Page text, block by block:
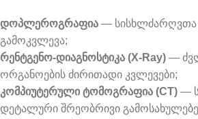
დოპლეროგრაფია — სისხლძარღვთა
გამოკვლევა;
რენტგენო-დიაგნოსტიკა (X-Ray) —
ორგანოების ძირითადი კვლევები;
კომპიუტერული ტომოგრაფია (CT) —
დეტალური შრეობრივი